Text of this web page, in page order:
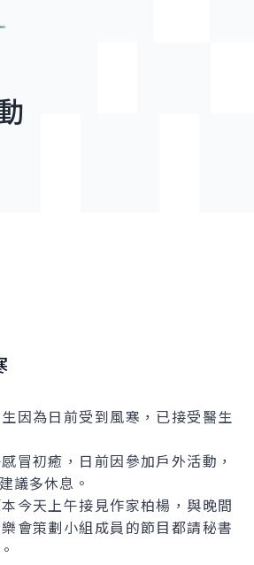
為日前受到風寒，已接受醫生
初癒，日前因參加戶外活動，
議多休息。
天上午接見作家柏楊，與晚間
會策劃小組成員的節目都請秘書